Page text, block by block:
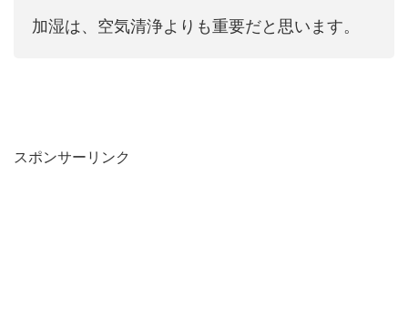
加湿は、空気清浄よりも重要だと思います。
スポンサーリンク